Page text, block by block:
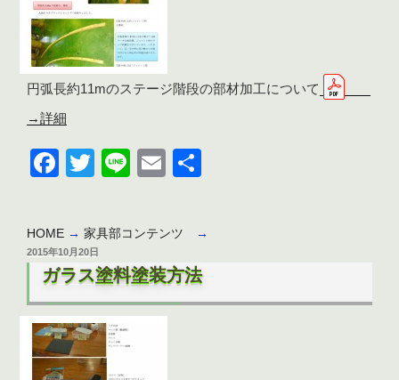
円弧長約11mのステージ階段の部材加工について
→詳細
F
c
e
b
o
o
k
T
tt
er
Li
e
E
ail
HOME → 家具部コンテンツ →
投
2015年10月20日
ガラス塗料塗装方法